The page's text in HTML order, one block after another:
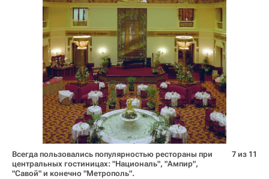
Всегда пользовались популярностью рестораны при
центральных гостиницах: "Националь", "Ампир",
"Савой" и конечно "Метрополь".
7 из 11